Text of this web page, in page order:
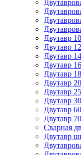
Двутавр 10
Двутавр 12
Двутавр 14
Двутавр 16
Двутавр 18
Двутавр 20
Двутавр 25
Двутавр 30
Двутавр 60
Двутавр 70
Сварная
Двутавр